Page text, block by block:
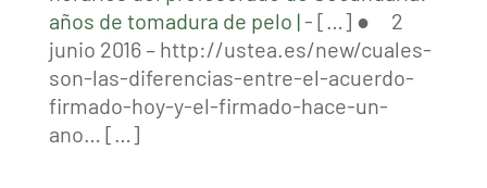
años de tomadura de pelo |- […] ● 2
junio 2016 – http://ustea.es/new/cuales-
son-las-diferencias-entre-el-acuerdo-
firmado-hoy-y-el-firmado-hace-un-
ano… […]